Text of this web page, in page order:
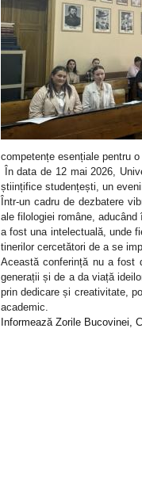
competențe esențiale pentru
În data de 12 mai 2026,
științifice studențești, un
Într-un cadru de dezbatere
ale filologiei române,
a fost una intelectuală, unde
tinerilor cercetători de a se
Această conferință nu a fost
generații și de a da viață
prin dedicare și creativitate,
academic.
nformează Zorile Bucovinei,